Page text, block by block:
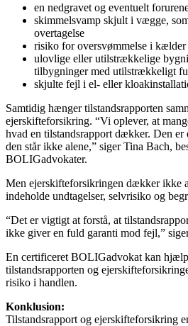
en nedgravet og eventuelt
skimmelsvamp skjult i vægge,
overtagelse
risiko for oversvømmelse i
ulovlige eller utilstrækkelige
tilbygninger med utilstrækkeligt
skjulte fejl i el- eller
Samtidig hænger tilstandsrapporten
ejerskifteforsikring. “Vi oplever, at
hvad en tilstandsrapport dækker. Den
den står ikke alene,” siger Tina Bach,
BOLIGadvokater.
Men ejerskifteforsikringen dækker ikke
indeholde undtagelser, selvrisiko og
“Det er vigtigt at forstå, at
ikke giver en fuld garanti mod fejl,”
En certificeret BOLIGadvokat kan
tilstandsrapporten og
risiko i handlen.
Konklusion:
Tilstandsrapport og ejerskifteforsikring